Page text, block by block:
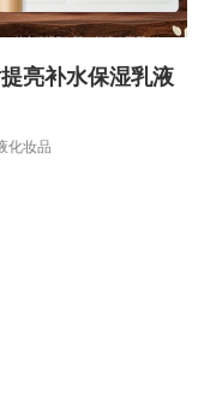
亮补水保湿乳液
化妆品